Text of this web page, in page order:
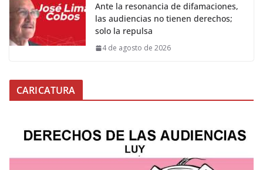
Ante la resonancia de difamaciones,
las audiencias no tienen derechos;
solo la repulsa
4 de agosto de 2026
CARICATURA